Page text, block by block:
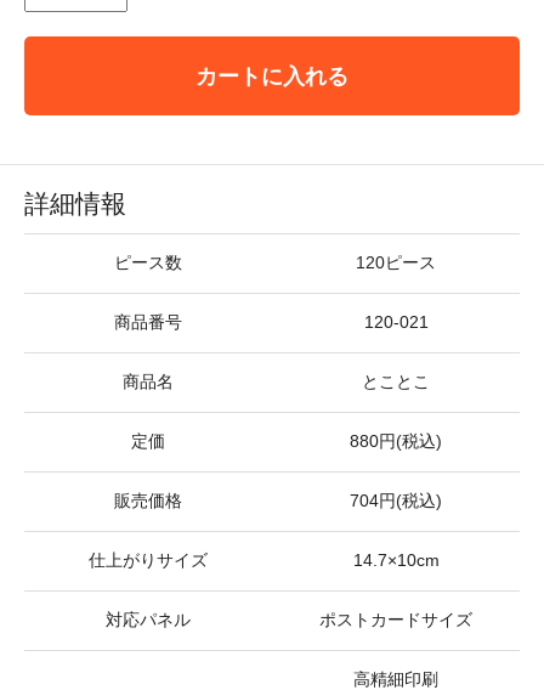
カートに入れる
詳細情報
ピース数 120ピース
商品番号 120-021
商品名 とことこ
定価 880円(税込)
販売価格 704円(税込)
仕上がりサイズ 14.7×10cm
対応パネル ポストカードサイズ
高精細印刷